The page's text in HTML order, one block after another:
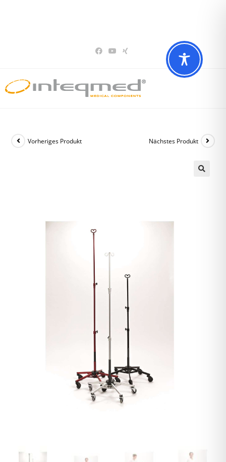
Vorheriges Produkt Nächstes Produkt